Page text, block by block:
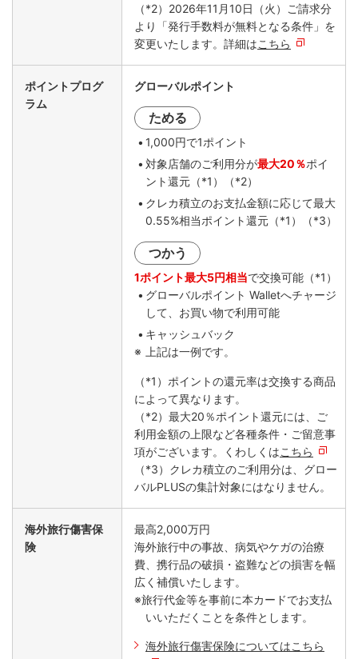
（*2）2026年11月10日（火）ご請求分
より「発行手数料が無料となる条件」を
変更いたします。詳細はこちら
ポイントプログ
ラム
グローバルポイント
ためる
1,000円で1ポイント
対象店舗のご利用分が最大20％ポイ
ント還元（*1）（*2）
クレカ積立のお支払金額に応じて最大
0.55%相当ポイント還元（*1）（*3）
つかう
1ポイント最大5円相当で交換可能（*1）
グローバルポイント Walletへチャージ
して、お買い物で利用可能
キャッシュバック
上記は一例です。
（*1）ポイントの還元率は交換する商品
によって異なります。
（*2）最大20％ポイント還元には、ご
利用金額の上限など各種条件・ご留意事
項がございます。くわしくはこちら
（*3）クレカ積立のご利用分は、グロー
バルPLUSの集計対象にはなりません。
海外旅行傷害保
険
最高2,000万円
海外旅行中の事故、病気やケガの治療
費、携行品の破損・盗難などの損害を幅
広く補償いたします。
※旅行代金等を事前に本カードでお支払
いいただくことを条件とします。
海外旅行傷害保険についてはこちら